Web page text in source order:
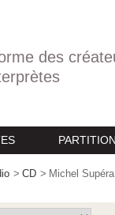
des
> CD > Michel